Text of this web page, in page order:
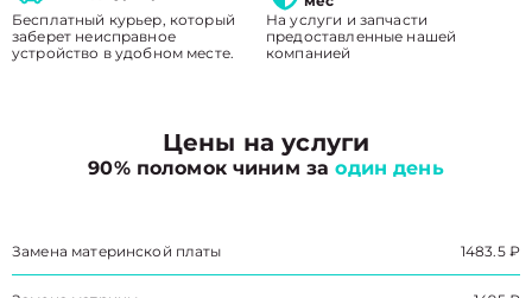
Бесплатный курьер, который
заберет неисправное
устройство в удобном месте.
На услуги и запчасти
предоставленные нашей
компанией
Цены на услуги
90% поломок чиним заодин день
Замена материнской платы 1483.5 ₽